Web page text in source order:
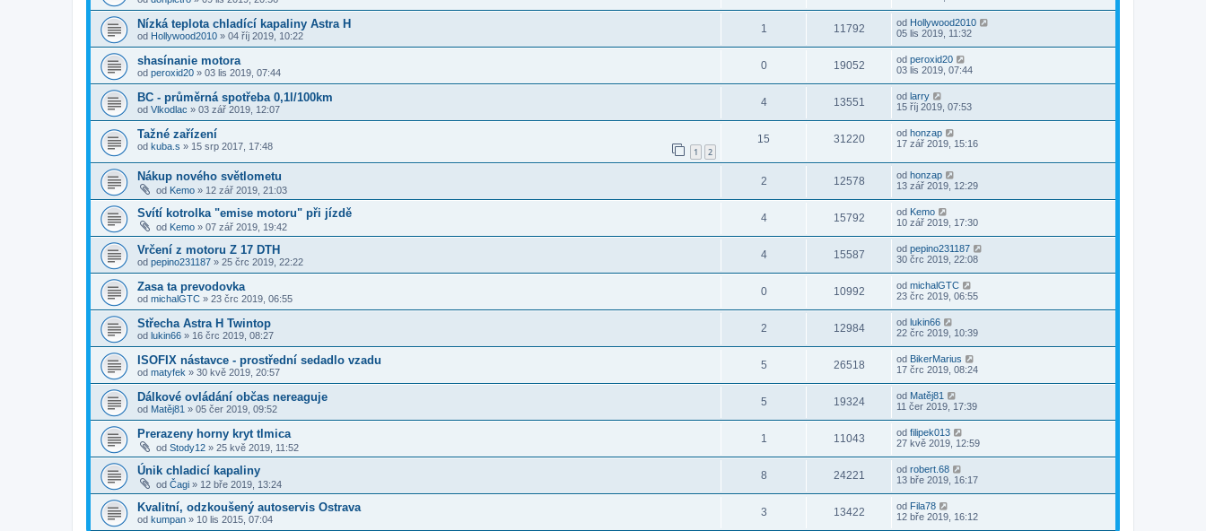
Nízká teplota chladící kapaliny Astra H
od Hollywood2010 » 04 říj 2019, 10:22
1 11792 od Hollywood2010
05 lis 2019, 11:32
shasínanie motora
od peroxid20 » 03 lis 2019, 07:44
0 19052 od peroxid20
03 lis 2019, 07:44
BC - průměrná spotřeba 0,1l/100km
od Vlkodlac » 03 zář 2019, 12:07
4 13551 od larry
15 říj 2019, 07:53
Tažné zařízení
od kuba.s » 15 srp 2017, 17:48 1 2
15 31220 od honzap
17 zář 2019, 15:16
Nákup nového světlometu
od Kemo » 12 zář 2019, 21:03
2 12578 od honzap
13 zář 2019, 12:29
Svítí kotrolka "emise motoru" při jízdě
od Kemo » 07 zář 2019, 19:42
4 15792 od Kemo
10 zář 2019, 17:30
Vrčení z motoru Z 17 DTH
od pepino231187 » 25 črc 2019, 22:22
4 15587 od pepino231187
30 črc 2019, 22:08
Zasa ta prevodovka
od michalGTC » 23 črc 2019, 06:55
0 10992 od michalGTC
23 črc 2019, 06:55
Střecha Astra H Twintop
od lukin66 » 16 črc 2019, 08:27
2 12984 od lukin66
22 črc 2019, 10:39
ISOFIX nástavce - prostřední sedadlo vzadu
od matyfek » 30 kvě 2019, 20:57
5 26518 od BikerMarius
17 črc 2019, 08:24
Dálkové ovládání občas nereaguje
od Matěj81 » 05 čer 2019, 09:52
5 19324 od Matěj81
11 čer 2019, 17:39
Prerazeny horny kryt tlmica
od Stody12 » 25 kvě 2019, 11:52
1 11043 od filipek013
27 kvě 2019, 12:59
Únik chladicí kapaliny
od Čagi » 12 bře 2019, 13:24
8 24221 od robert.68
13 bře 2019, 16:17
Kvalitní, odzkoušený autoservis Ostrava
od kumpan » 10 lis 2015, 07:04
3 13422 od Fila78
12 bře 2019, 16:12